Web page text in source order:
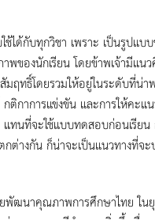
ได้กับทุกวิชา เพราะ เป็นรูปแ
ของนักเรียน โดยข้าพเจ้ามีแน
ธิ์โดยรวมให้อยู่ในระดับที่น่า
กาการแข่งขัน และการให้คะแ
นที่จะใช้แบบทดสอบก่อนเรียน
ต่างกัน ก็น่าจะเป็นแนวทางที่
ฒนาคุณภาพการศึกษาไทย ในยุ